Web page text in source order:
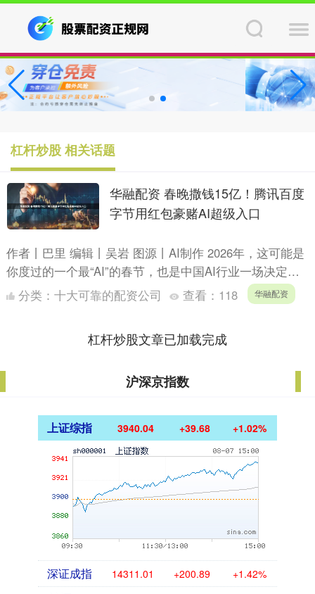
杠杆炒股 相关话题
华融配资 春晚撒钱15亿！腾讯百度
字节用红包豪赌AI超级入口
作者丨巴里 编辑丨吴岩 图源丨AI制作 2026年，这可能是
你度过的一个最“AI”的春节，也是中国AI行业一场决定未
来格局的关键卡位战。 除夕夜，当你打开手机，....
分类： 十大可靠的配资公司 查看： 118 华融配资
杠杆炒股文章已加载完成
沪深京指数
上证综指 3940.04 +39.68 +1.02%
深证成指 14311.01 +200.89 +1.42%